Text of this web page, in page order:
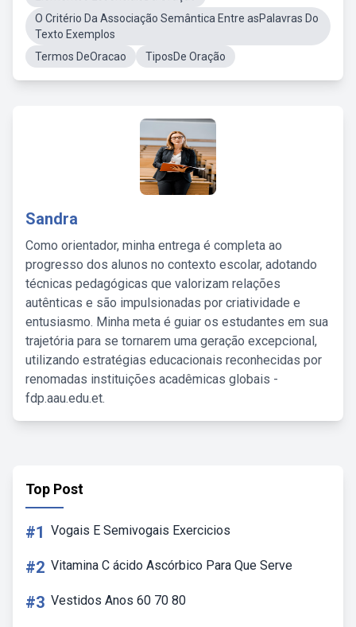
O Critério Da Associação Semântica Entre asPalavras Do
Texto Exemplos
Termos DeOracao
TiposDe Oração
Sandra
Como orientador, minha entrega é completa ao
progresso dos alunos no contexto escolar, adotando
técnicas pedagógicas que valorizam relações
autênticas e são impulsionadas por criatividade e
entusiasmo. Minha meta é guiar os estudantes em sua
trajetória para se tornarem uma geração excepcional,
utilizando estratégias educacionais reconhecidas por
renomadas instituições acadêmicas globais -
fdp.aau.edu.et.
Top Post
#1 Vogais E Semivogais Exercicios
#2 Vitamina C ácido Ascórbico Para Que Serve
#3 Vestidos Anos 60 70 80